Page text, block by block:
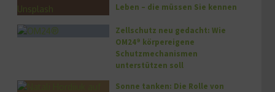
Leben – die müssen Sie kennen
Zellschutz neu gedacht: Wie
OM24® körpereigene
Schutzmechanismen
unterstützen soll
Sonne tanken: Die Rolle von